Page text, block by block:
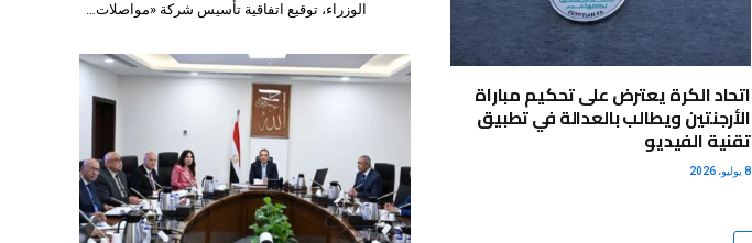
اتحاد الكرة يعترض على تحكيم مباراة
الأرجنتين ويطالب بالعدالة في تطبيق
تقنية الفيديو
8 يوليو، 2026
الوزراء، توقيع اتفاقية تأسيس شركة «مواصلات…